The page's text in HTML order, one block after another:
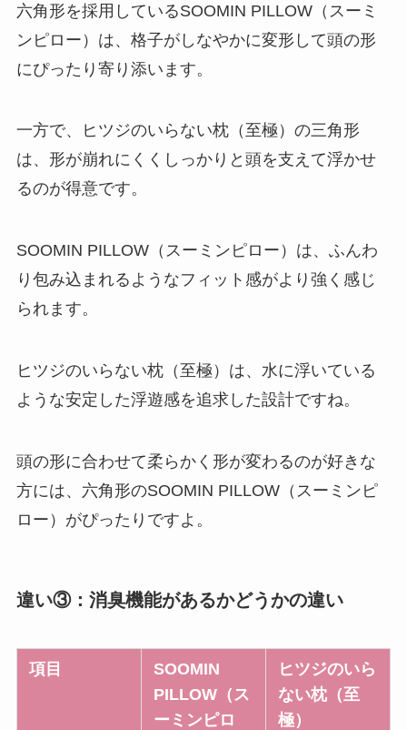
六角形を採用しているSOOMIN PILLOW（スーミ
ンピロー）は、格子がしなやかに変形して頭の形
にぴったり寄り添います。
一方で、ヒツジのいらない枕（至極）の三角形
は、形が崩れにくくしっかりと頭を支えて浮かせ
るのが得意です。
SOOMIN PILLOW（スーミンピロー）は、ふんわ
り包み込まれるようなフィット感がより強く感じ
られます。
ヒツジのいらない枕（至極）は、水に浮いている
ような安定した浮遊感を追求した設計ですね。
頭の形に合わせて柔らかく形が変わるのが好きな
方には、六角形のSOOMIN PILLOW（スーミンピ
ロー）がぴったりですよ。
違い③：消臭機能があるかどうかの違い
項目
SOOMIN
PILLOW（ス
ーミンピロ
ヒツジのいら
ない枕（至
極）